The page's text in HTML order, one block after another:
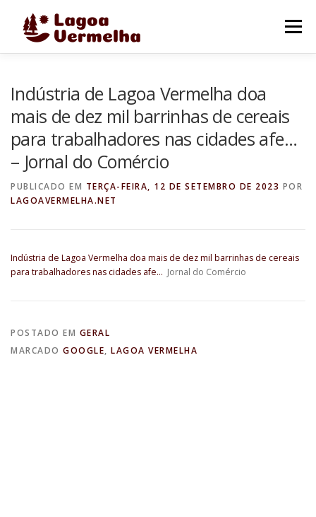
Menu
FALE CONOSCO
Indústria de Lagoa Vermelha doa
mais de dez mil barrinhas de cereais
para trabalhadores nas cidades afe…
– Jornal do Comércio
PUBLICADO EM TERÇA-FEIRA, 12 DE SETEMBRO DE 2023 POR
LAGOAVERMELHA.NET
Indústria de Lagoa Vermelha doa mais de dez mil barrinhas de cereais
para trabalhadores nas cidades afe… Jornal do Comércio
POSTADO EM GERAL
MARCADO GOOGLE, LAGOA VERMELHA